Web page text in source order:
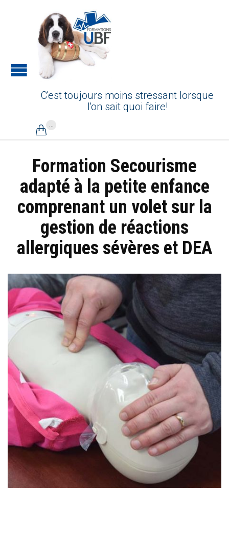
C'est toujours moins stressant lorsque
l'on sait quoi faire!

Formation Secourisme
adapté à la petite enfance
comprenant un volet sur la
gestion de réactions
allergiques sévères et DEA